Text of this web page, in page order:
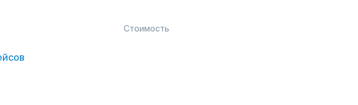
Стоимость